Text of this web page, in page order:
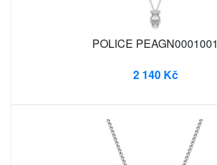
POLICE PEAGN0001001
2 140 Kč